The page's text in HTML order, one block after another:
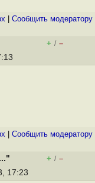
Cообщить модератору
+ / –
Cообщить модератору
+ / –
17:23